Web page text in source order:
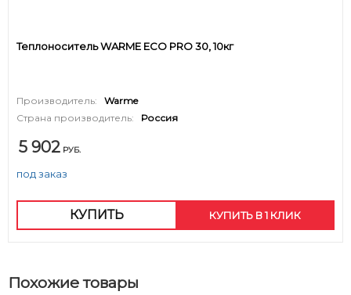
Теплоноситель WARME ECO PRO 30, 10кг
Производитель:
Warme
Страна производитель:
Россия
5 902 РУБ.
под заказ
КУПИТЬ КУПИТЬ В 1 КЛИК
Похожие товары